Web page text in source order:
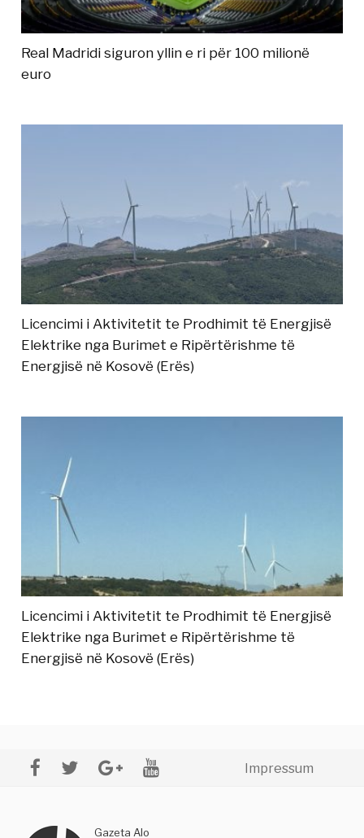
Real Madridi siguron yllin e ri për 100 milionë
euro
Licencimi i Aktivitetit te Prodhimit të Energjisë
Elektrike nga Burimet e Ripërtërishme të
Energjisë në Kosovë (Erës)
Licencimi i Aktivitetit te Prodhimit të Energjisë
Elektrike nga Burimet e Ripërtërishme të
Energjisë në Kosovë (Erës)
Impressum
Gazeta Alo